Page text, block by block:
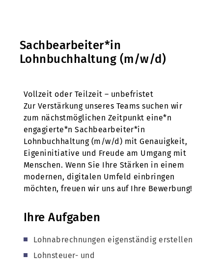
Sachbearbeiter*in
Lohnbuchhaltung (m/w/d)
Vollzeit oder Teilzeit – unbefristet
Zur Verstärkung unseres Teams suchen wir
zum nächstmöglichen Zeitpunkt eine*n
engagierte*n Sachbearbeiter*in
Lohnbuchhaltung (m/w/d) mit Genauigkeit,
Eigeninitiative und Freude am Umgang mit
Menschen. Wenn Sie Ihre Stärken in einem
modernen, digitalen Umfeld einbringen
möchten, freuen wir uns auf Ihre Bewerbung!
Ihre Aufgaben
Lohnabrechnungen eigenständig erstellen
Lohnsteuer- und